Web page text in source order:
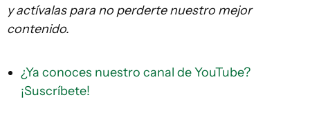
y actívalas para no perderte nuestro mejor
contenido.
¿Ya conoces nuestro canal de YouTube?
¡Suscríbete!